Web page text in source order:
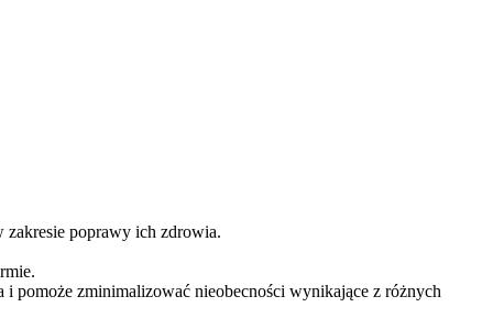
zakresie poprawy ich zdrowia.
pomoże zminimalizować nieobecności wynikające z różnych